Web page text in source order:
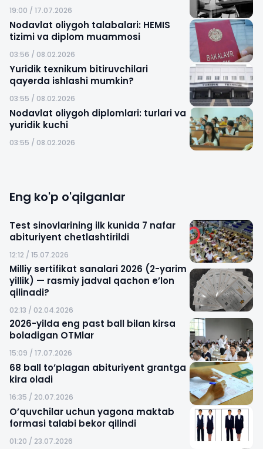
19:00 / 17.07.2026
Nodavlat oliygoh talabalari: HEMIS
tizimi va diplom muammosi
03:56 / 08.02.2026
Yuridik texnikum bitiruvchilari
qayerda ishlashi mumkin?
03:55 / 08.02.2026
Nodavlat oliygoh diplomlari: turlari va
yuridik kuchi
03:55 / 08.02.2026
Eng ko'p o'qilganlar
Test sinovlarining ilk kunida 7 nafar
abituriyent chetlashtirildi
12:12 / 15.07.2026
Milliy sertifikat sanalari 2026 (2-yarim
yillik) — rasmiy jadval qachon e’lon
qilinadi?
02:13 / 02.04.2026
2026-yilda eng past ball bilan kirsa
boladigan OTMlar
15:09 / 17.07.2026
68 ball to’plagan abituriyent grantga
kira oladi
16:35 / 20.07.2026
O’quvchilar uchun yagona maktab
formasi talabi bekor qilindi
01:20 / 23.07.2026